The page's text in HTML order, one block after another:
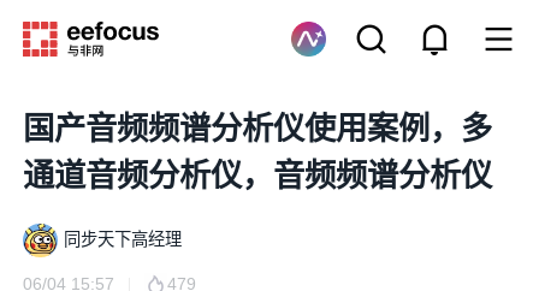
国产音频频谱分析仪使用案例，多
通道音频分析仪，音频频谱分析仪
同步天下高经理
06/04 15:57 479